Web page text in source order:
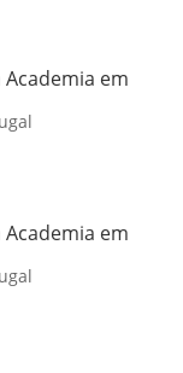
em
em